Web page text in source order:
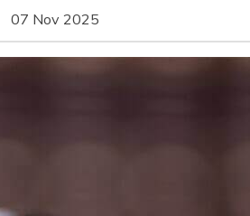
07 Nov 2025